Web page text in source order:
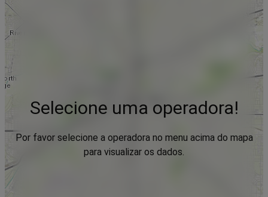
Selecione uma operadora!
Por favor selecione a operadora no menu acima do mapa
para visualizar os dados.